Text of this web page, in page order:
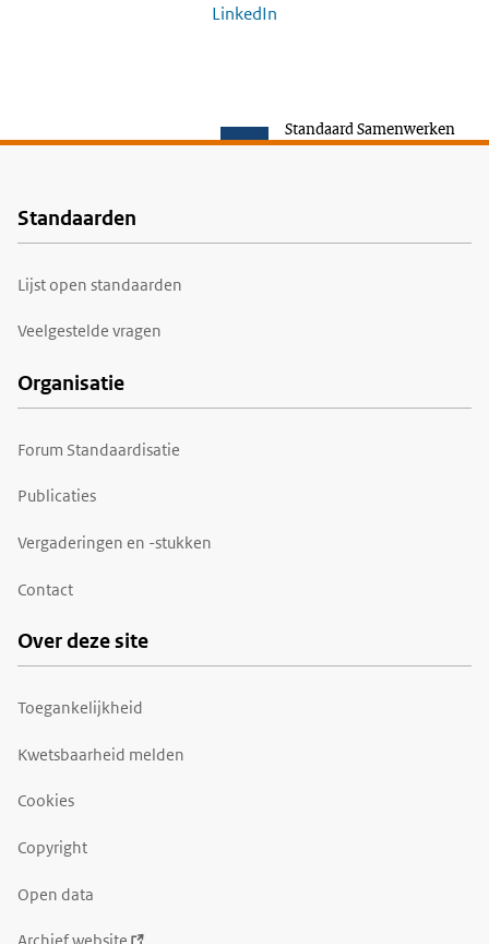
LinkedIn
Standaard Samenwerken
Voet
Standaarden
Lijst open standaarden
Veelgestelde vragen
Organisatie
Forum Standaardisatie
Publicaties
Vergaderingen en -stukken
Contact
Over deze site
Toegankelijkheid
Kwetsbaarheid melden
Cookies
Copyright
Open data